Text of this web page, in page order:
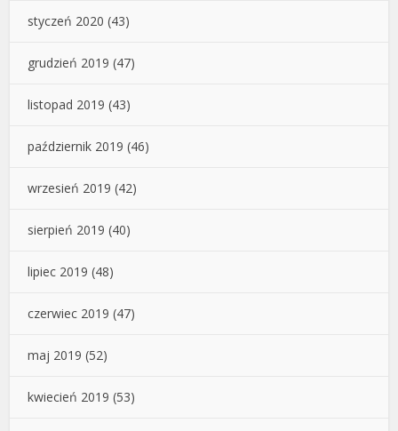
styczeń 2020 (43)
grudzień 2019 (47)
listopad 2019 (43)
październik 2019 (46)
wrzesień 2019 (42)
sierpień 2019 (40)
lipiec 2019 (48)
czerwiec 2019 (47)
maj 2019 (52)
kwiecień 2019 (53)